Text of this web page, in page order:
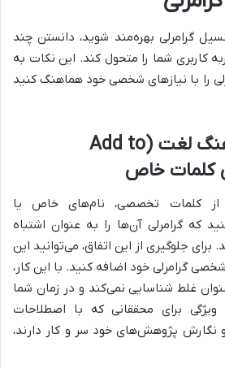
گرامرلی بهره‌مند شوید، دانستن چند
کاربری شما را متحول کند. این نکات به
را با نیازهای شخصی خود هماهنگ کنید
شخصی‌سازی فرهنگ لغت (Add to
از کلمات تخصصی، نام‌های خاص یا
که گرامرلی آن‌ها را به عنوان اشتباه
برای جلوگیری از این اتفاق، می‌توانید این
گرامرلی خود اضافه کنید. با این کار،
غلط شناسایی نمی‌کند و در زمان شما
برای محققانی که با اصطلاحات
و نگارش پژوهش‌های خود سر و کار دارند،